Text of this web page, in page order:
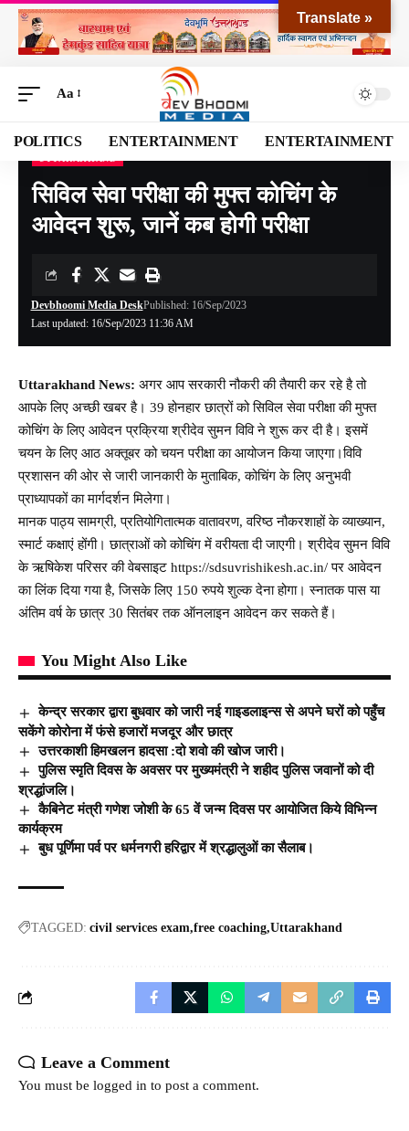
Aa
POLITICS ENTERTAINMENT ENTERTAINMENT
Devbhoomi Media>Blog>NATIONAL>UTTARAKHAND>सिविल सेवा परीक्षा की मुफ्त कोचिंग के आवेदन शुरू, जानें कब होगी परीक्षा
सिविल सेवा परीक्षा की मुफ्त कोचिंग के
आवेदन शुरू, जानें कब होगी परीक्षा
Last updated: 16/Sep/2023 11:36 AM
Devbhoomi Media DeskPublished: 16/Sep/2023
Uttarakhand News: अगर आप सरकारी नौकरी की तैयारी कर रहे है तो
आपके लिए अच्छी खबर है। 39 होनहार छात्रों को सिविल सेवा परीक्षा की मुफ्त
कोचिंग के लिए आवेदन प्रक्रिया श्रीदेव सुमन विवि ने शुरू कर दी है। इसमें
चयन के लिए आठ अक्तूबर को चयन परीक्षा का आयोजन किया जाएगा।विवि
प्रशासन की ओर से जारी जानकारी के मुताबिक, कोचिंग के लिए अनुभवी
प्राध्यापकों का मार्गदर्शन मिलेगा।
मानक पाठ्य सामग्री, प्रतियोगितात्मक वातावरण, वरिष्ठ नौकरशाहों के व्याख्यान,
स्मार्ट कक्षाएं होंगी। छात्राओं को कोचिंग में वरीयता दी जाएगी। श्रीदेव सुमन विवि
के ऋषिकेश परिसर की वेबसाइट https://sdsuvrishikesh.ac.in/ पर आवेदन
का लिंक दिया गया है, जिसके लिए 150 रुपये शुल्क देना होगा। स्नातक पास या
अंतिम वर्ष के छात्र 30 सितंबर तक ऑनलाइन आवेदन कर सकते हैं।
You Might Also Like
केन्द्र सरकार द्वारा बुधवार को जारी नई गाइडलाइन्स से अपने घरों को पहुँच
सकेंगे कोरोना में फंसे हजारों मजदूर और छात्र
उत्तरकाशी हिमखलन हादसा :दो शवो की खोज जारी।
पुलिस स्मृति दिवस के अवसर पर मुख्यमंत्री ने शहीद पुलिस जवानों को दी
श्रद्धांजलि।
कैबिनेट मंत्री गणेश जोशी के 65 वें जन्म दिवस पर आयोजित किये विभिन्न
कार्यक्रम
बुध पूर्णिमा पर्व पर धर्मनगरी हरिद्वार में श्रद्धालुओं का सैलाब।
TAGGED: civil services exam free coaching Uttarakhand
Leave a Comment
You must be logged in to post a comment.
Translate »